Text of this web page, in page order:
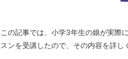
この記事では、小学3年生の娘が実際
スンを受講したので、その内容を詳し